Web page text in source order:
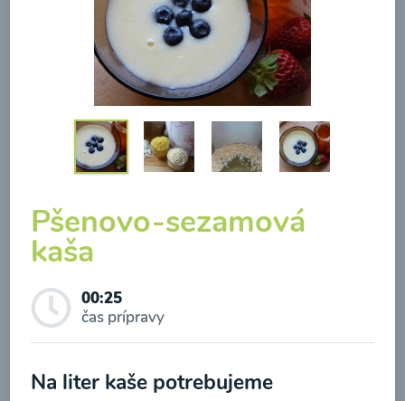
Brokolicová polievka so
syrom
Pšenovo-sezamová
kaša
00:25
čas prípravy
Na liter kaše potrebujeme
Odber noviniek a akcií
spracovaním osobných údajov pre účely